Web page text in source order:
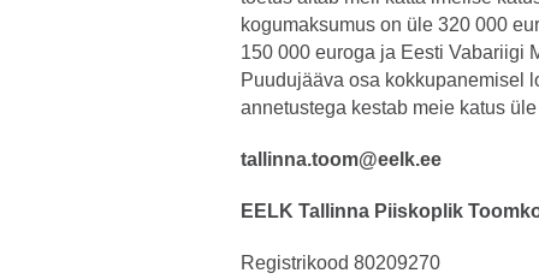
kogumaksumus on üle 320 000
150 000 euroga ja Eesti Vabariigi
Puudujääva osa kokkupanemisel
annetustega kestab meie katus
tallinna.toom@eelk.ee
EELK Tallinna Piiskoplik
Registrikood 80209270